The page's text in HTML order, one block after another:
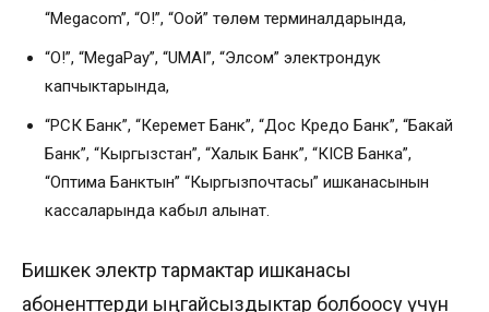
“Megacom”, “О!”, “Оңой” төлөм терминалдарында,
“О!”, “MegaPay”, “UMAI”, “Элсом” электрондук
капчыктарында,
“РСК Банк”, “Керемет Банк”, “Дос Кредо Банк”, “Бакай
Банк”, “Кыргызстан”, “Халык Банк”, “КICВ Банка”,
“Оптима Банктын” “Кыргызпочтасы” ишканасынын
кассаларында кабыл алынат.
Бишкек электр тармактар ​​ишканасы
абоненттерди ыңгайсыздыктар болбоосу үчүн